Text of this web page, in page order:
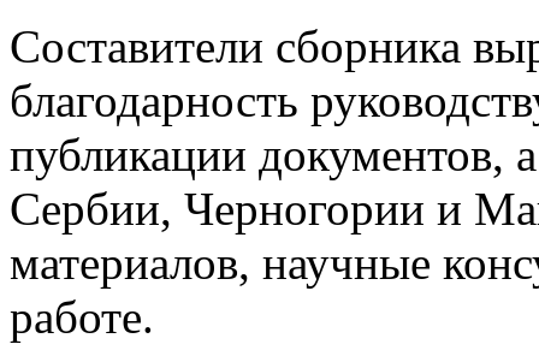
Составители сборника
благодарность
публикации документов,
Сербии, Черногории и
материалов, научные
работе.